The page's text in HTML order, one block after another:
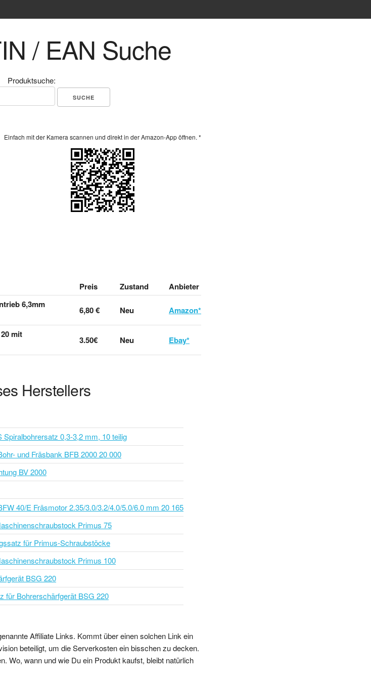
/ EAN Suche
Produktsuche:
Einfach mit der Kamera scannen und direkt in der Amazon-App öffnen. *
Preis Zustand
Anbieter
6,3mm
6,80 € Neu Amazon*
mit
3.50€ Neu Ebay*
Herstellers
Spiralbohrersatz 0,3-3,2 mm, 10 teilig
und Fräsbank BFB 2000 20 000
BV 2000
40/E Fräsmotor 2.35/3.0/3.2/4.0/5.0/6.0 mm 20 165
Primus 75
für Primus-Schraubstöcke
Primus 100
BSG 220
für Bohrerschärfgerät BSG 220
Affiliate Links. Kommt über einen solchen Link ein
beteiligt, um die Serverkosten ein bisschen zu decken.
Wo, wann und wie Du ein Produkt kaufst, bleibt natürlich